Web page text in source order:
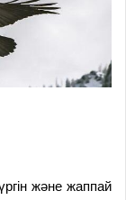
және жаппай